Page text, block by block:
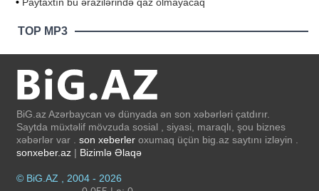
TOP MP3
BiG.az Azərbaycan və dünyada ən son xəbərləri çatdırır.
Saytda müxtəlif mövzuda sosial , siyasi, maraqlı, şou biznes
xəbərlər var . son xeberler oxumaq üçün big.az saytını izləyin .
sonxeber.az | Bizimlə Əlaqə
© BiG.AZ , 2004 - 2026